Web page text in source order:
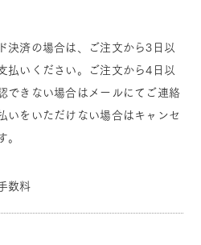
決済の場合は、ご注文から3日以
払いください。ご注文から4日以
できない場合はメールにてご連絡
いをいただけない場合はキャンセ
。
数料